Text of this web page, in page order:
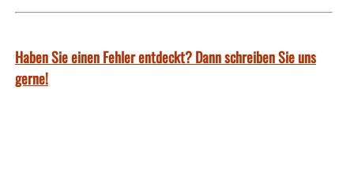
Haben Sie einen Fehler entdeckt? Dann schreiben Sie uns
gerne!